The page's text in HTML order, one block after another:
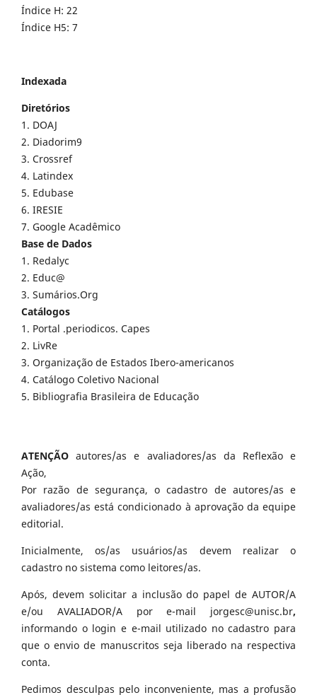
Índice H: 22
Índice H5: 7
Indexada
Diretórios
1. DOAJ
2. Diadorim9
3. Crossref
4. Latindex
5. Edubase
6. IRESIE
7. Google Acadêmico
Base de Dados
1. Redalyc
2. Educ@
3. Sumários.Org
Catálogos
1. Portal .periodicos. Capes
2. LivRe
3. Organização de Estados Ibero-americanos
4. Catálogo Coletivo Nacional
5. Bibliografia Brasileira de Educação
ATENÇÃO autores/as e avaliadores/as da Reflexão e
Ação,
Por razão de segurança, o cadastro de autores/as e
avaliadores/as está condicionado à aprovação da equipe
editorial.
Inicialmente, os/as usuários/as devem realizar o
cadastro no sistema como leitores/as.
Após, devem solicitar a inclusão do papel de AUTOR/A
e/ou AVALIADOR/A por e-mail jorgesc@unisc.br,
informando o login e e-mail utilizado no cadastro para
que o envio de manuscritos seja liberado na respectiva
conta.
Pedimos desculpas pelo inconveniente, mas a profusão